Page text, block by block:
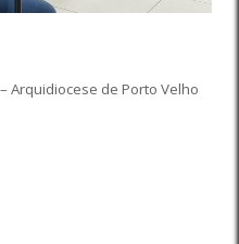
Arquidiocese de Porto Velho